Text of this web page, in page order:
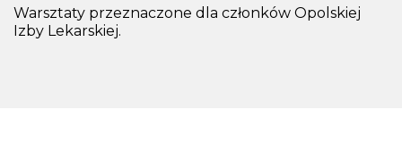
Warsztaty przeznaczone dla członków Opolskiej
Izby Lekarskiej.